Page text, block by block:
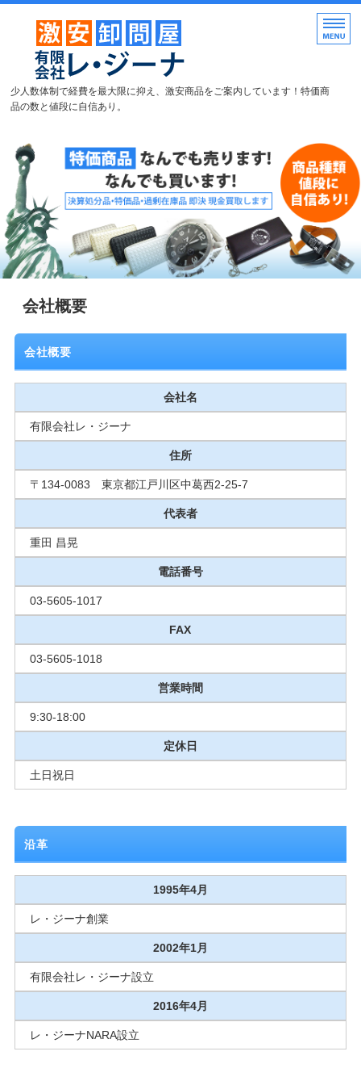
特価商品・激安商品を取り揃
少人数体制で経費を最大限に抑え、激安商品をご案内しています！特価商
品の数と値段に自信あり。
HOME
商品一覧
よくある質問
会社概要
メルマガお申し込み
会社概要
会社概要
会社名
有限会社レ・ジーナ
住所
〒134-0083 東京都江戸川区中葛西2-25-7
代表者
重田 昌晃
電話番号
03-5605-1017
FAX
03-5605-1018
営業時間
9:30-18:00
定休日
土日祝日
沿革
1995年4月
レ・ジーナ創業
2002年1月
有限会社レ・ジーナ設立
2016年4月
レ・ジーナNARA設立